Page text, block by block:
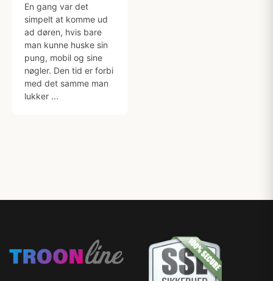
En gang var det
simpelt at komme ud
ad døren, hvis bare
man kunne huske sin
pung, mobil og sine
nøgler. Den tid er forbi
med det samme man
lukker ...